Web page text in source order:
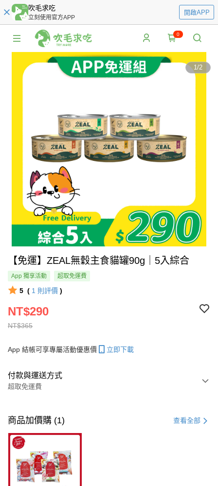
吹毛求吃
立刻使用官方APP
開啟APP
0
1/2
【免運】ZEAL無穀主食貓罐90g｜5入綜合
App 獨享活動 超取免運費
5 ( 1 則評價 )
NT$365
NT$290
App 結帳可享專屬活動優惠價 立即下載
付款與運送方式
超取免運費
信用卡一次付款
超商取貨付款
LINE Pay
Apple Pay
商品加價購 (1) 查看全部